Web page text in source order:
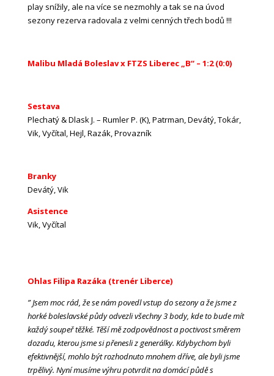
play snížily, ale na více se nezmohly a tak se na úvod
sezony rezerva radovala z velmi cenných třech bodů !!!
Malibu Mladá Boleslav x FTZS Liberec „B“ – 1:2 (0:0)
Sestava
Plechatý & Dlask J. – Rumler P. (K), Patrman, Devátý, Tokár,
Vik, Vyčítal, Hejl, Razák, Provazník
Branky
Devátý, Vik
Asistence
Vik, Vyčítal
Ohlas Filipa Razáka (trenér Liberce)
” Jsem moc rád, že se nám povedl vstup do sezony a že jsme z
horké boleslavské půdy odvezli všechny 3 body, kde to bude mít
každý soupeř těžké. Těší mě zodpovědnost a poctivost směrem
dozadu, kterou jsme si přenesli z generálky. Kdybychom byli
efektivnější, mohlo být rozhodnuto mnohem dříve, ale byli jsme
trpělivý. Nyní musíme výhru potvrdit na domácí půdě s